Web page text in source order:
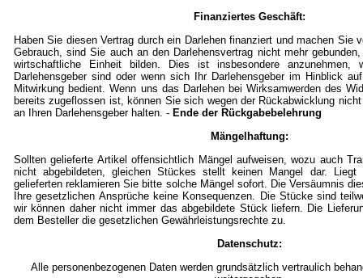
Finanziertes Geschäft:
Haben Sie diesen Vertrag durch ein Darlehen finanziert und machen Sie
Gebrauch, sind Sie auch an den Darlehensvertrag nicht mehr
wirtschaftliche Einheit bilden. Dies ist insbesondere anzunehmen,
Darlehensgeber sind oder wenn sich Ihr Darlehensgeber im Hinblick
Mitwirkung bedient. Wenn uns das Darlehen bei Wirksamwerden des
bereits zugeflossen ist, können Sie sich wegen der Rückabwicklung
an Ihren Darlehensgeber halten. - Ende der Rückgabebelehrung
Mängelhaftung:
Sollten gelieferte Artikel offensichtlich Mängel aufweisen, wozu auch
nicht abgebildeten, gleichen Stückes stellt keinen Mangel dar.
gelieferten reklamieren Sie bitte solche Mängel sofort. Die Versäumnis
Ihre gesetzlichen Ansprüche keine Konsequenzen. Die Stücke sind
wir können daher nicht immer das abgebildete Stück liefern. Die
dem Besteller die gesetzlichen Gewährleistungsrechte zu.
Datenschutz:
Alle personenbezogenen Daten werden grundsätzlich vertraulich